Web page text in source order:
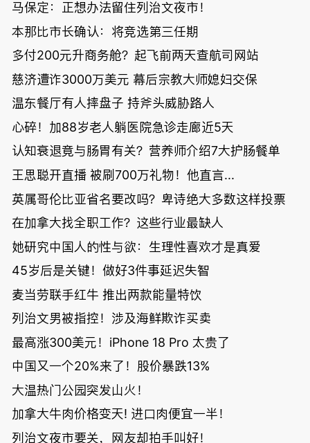
马保定：正想办法留住列治文夜市！
本那比市长确认：将竞选第三任期
多付200元升商务舱？起飞前两天查航司网站
慈济遭诈3000万美元 幕后宗教大师媳妇交保
温东餐厅有人摔盘子 持斧头威胁路人
心碎！加88岁老人躺医院急诊走廊近5天
认知衰退竟与肠胃有关？营养师介绍7大护肠餐单
王思聪开直播 被刷700万礼物！他直言...
英属哥伦比亚省名要改吗？卑诗绝大多数这样投票
在加拿大找全职工作？这些行业最缺人
她研究中国人的性与欲：生理性喜欢才是真爱
45岁后是关键！做好3件事延迟失智
麦当劳联手红牛 推出两款能量特饮
列治文男被指控！涉及海鲜欺诈买卖
最高涨300美元！iPhone 18 Pro 太贵了
中国又一个20%来了！股价暴跌13%
大温热门公园突发山火！
加拿大牛肉价格变天! 进口肉便宜一半！
列治文夜市要关，网友却拍手叫好！